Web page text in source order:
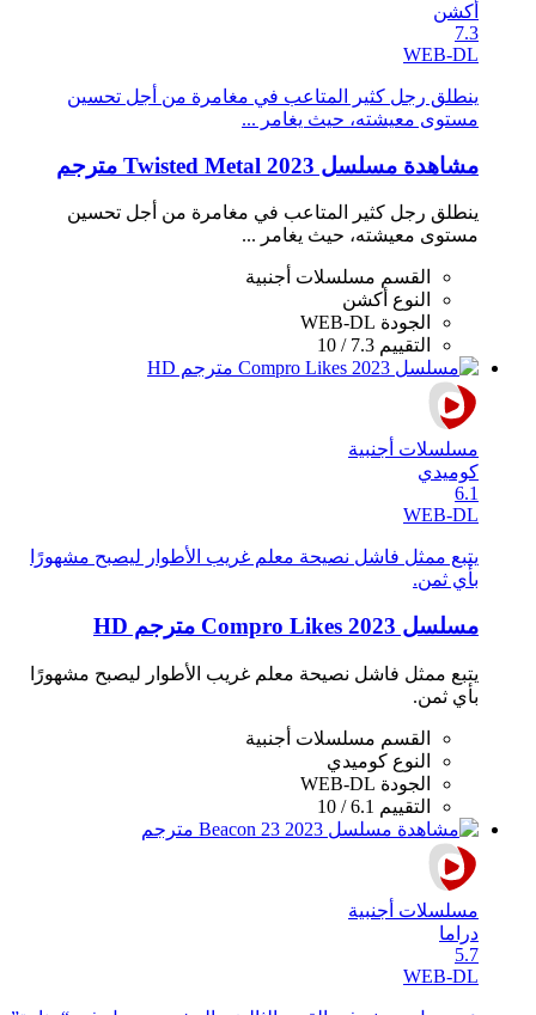
أكشن
7.3
WEB-DL
ينطلق رجل كثير المتاعب في مغامرة من أجل تحسين
مستوى معيشته، حيث يغامر ...
مشاهدة مسلسل Twisted Metal 2023 مترجم
ينطلق رجل كثير المتاعب في مغامرة من أجل تحسين
مستوى معيشته، حيث يغامر ...
القسم مسلسلات أجنبية
النوع أكشن
الجودة WEB-DL
التقييم 7.3 / 10
مسلسلات أجنبية
كوميدي
6.1
WEB-DL
يتبع ممثل فاشل نصيحة معلم غريب الأطوار ليصبح مشهورًا
بأي ثمن.
مسلسل Compro Likes 2023 مترجم HD
يتبع ممثل فاشل نصيحة معلم غريب الأطوار ليصبح مشهورًا
بأي ثمن.
القسم مسلسلات أجنبية
النوع كوميدي
الجودة WEB-DL
التقييم 6.1 / 10
مسلسلات أجنبية
دراما
5.7
WEB-DL